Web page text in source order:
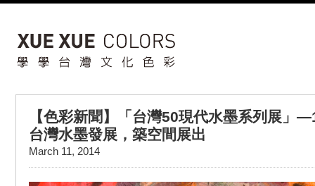
【色彩新聞】「台灣50現代水墨系列展」
台灣水墨發展，築空間展出
March 11, 2014